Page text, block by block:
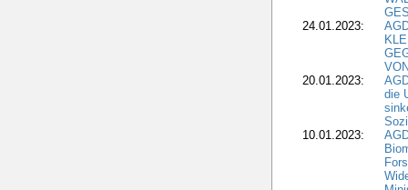
24.01.2023:
20.01.2023:
die
10.01.2023: